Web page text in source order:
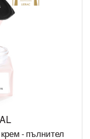
- пълнител